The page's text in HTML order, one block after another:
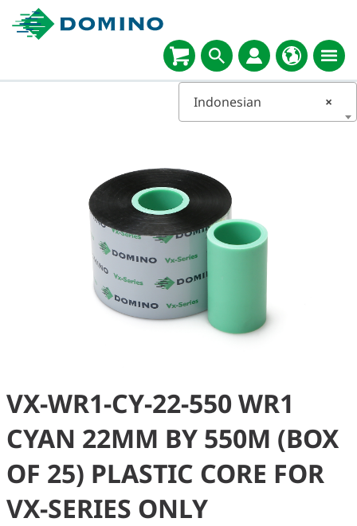
×
Indonesian
VX-WR1-CY-22-550 WR1
CYAN 22MM BY 550M (BOX
OF 25) PLASTIC CORE FOR
VX-SERIES ONLY